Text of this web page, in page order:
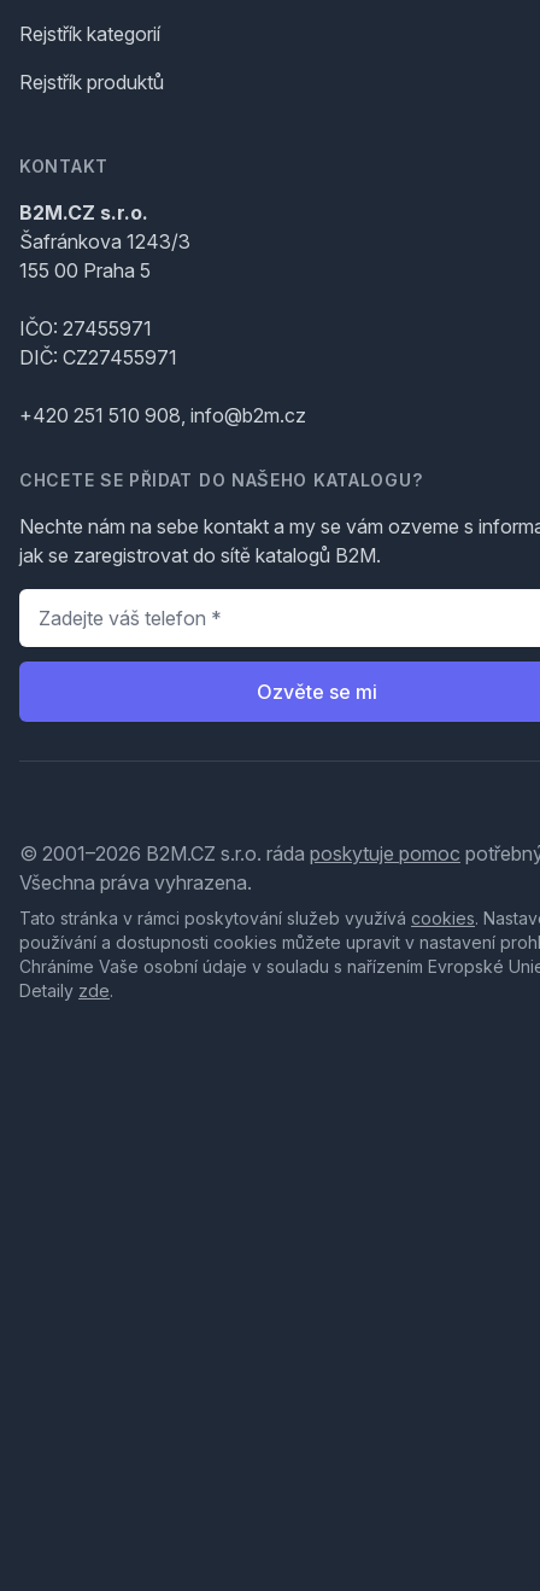
Rejstřík kategorií
Rejstřík produktů
KONTAKT
B2M.CZ s.r.o.
Šafránkova 1243/3
155 00 Praha 5
IČO: 27455971
DIČ: CZ27455971
+420 251 510 908, info@b2m.cz
CHCETE SE PŘIDAT DO NAŠEHO KATALOGU?
Nechte nám na sebe kontakt a my se vám ozveme s
jak se zaregistrovat do sítě katalogů B2M.
Telefon
Ozvěte se mi
© 2001–2026 B2M.CZ s.r.o. ráda poskytuje pomoc
Všechna práva vyhrazena.
Tato stránka v rámci poskytování služeb využívá cookies.
používání a dostupnosti cookies můžete upravit v nastavení
Chráníme Vaše osobní údaje v souladu s nařízením Evropské
Detaily zde.